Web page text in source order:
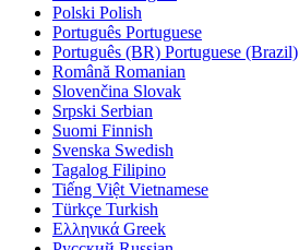
Polski Polish
Português Portuguese
Português (BR) Portuguese (Brazil)
Română Romanian
Slovenčina Slovak
Srpski Serbian
Suomi Finnish
Svenska Swedish
Tagalog Filipino
Tiếng Việt Vietnamese
Türkçe Turkish
Ελληνικά Greek